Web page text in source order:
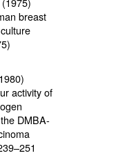
breast
activity of
DMBA-